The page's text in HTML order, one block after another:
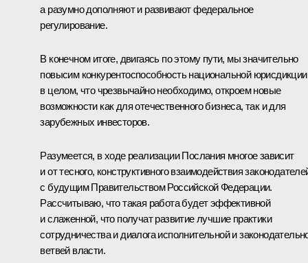
а разумно дополняют и развивают федеральное
регулирование.
В конечном итоге, двигаясь по этому пути, мы значительно
повысим конкурентоспособность национальной юрисдикции
в целом, что чрезвычайно необходимо, откроем новые
возможности как для отечественного бизнеса, так и для
зарубежных инвесторов.
Разумеется, в ходе реализации Послания многое зависит
и от тесного, конструктивного взаимодействия
с будущим Правительством Российской Федерации.
Рассчитываю, что такая работа будет эффективной
и слаженной, что получат развитие лучшие практики
сотрудничества и диалога исполнительной и
ветвей власти.